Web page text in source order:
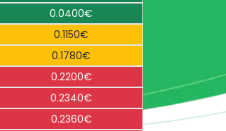
0.0400€
0.1150€
0.1780€
0.2200€
0.2340€
0.2360€